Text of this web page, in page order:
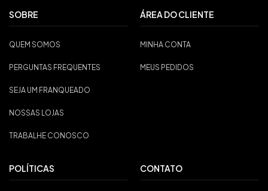
SOBRE
QUEM SOMOS
PERGUNTAS FREQUENTES
SEJA UM FRANQUEADO
NOSSAS LOJAS
TRABALHE CONOSCO
ÁREA DO CLIENTE
MINHA CONTA
MEUS PEDIDOS
POLÍTICAS CONTATO